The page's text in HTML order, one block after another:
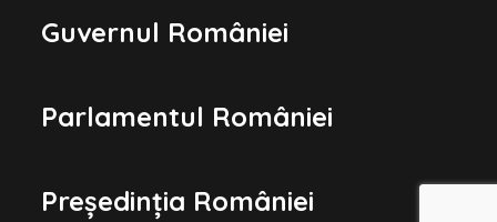
Guvernul României
Parlamentul României
Președinția României